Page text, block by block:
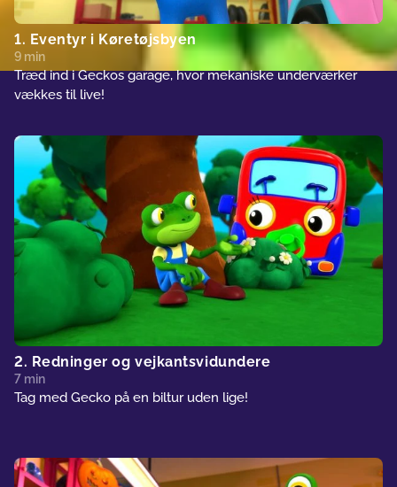
1. Eventyr i Køretøjsbyen
9 min
Træd ind i Geckos garage, hvor mekaniske underværker
vækkes til live!
2. Redninger og vejkantsvidundere
7 min
Tag med Gecko på en biltur uden lige!